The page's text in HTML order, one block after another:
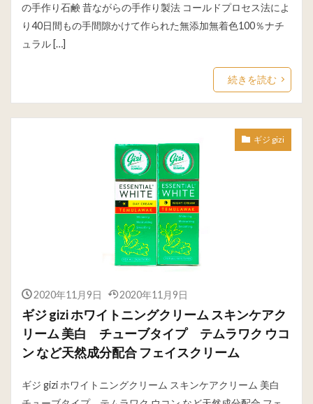
の手作り石鹸 昔ながらの手作り製法 コールドプロセス法によ
り40日間もの手間隙かけて作られた無添加無着色100％ナチ
ュラル […]
続きを読む
ギジ gizi
2020年11月9日 2020年11月9日
ギジ gizi ホワイトニングクリーム スキンケアク
リーム 美白 チューブタイプ テムラワク ウコ
ン など天然成分配合 フェイスクリーム
ギジ gizi ホワイトニングクリーム スキンケアクリーム 美白